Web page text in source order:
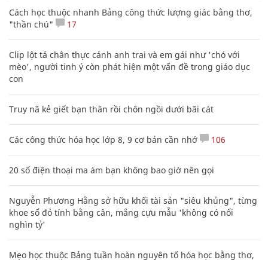
Cách học thuộc nhanh Bảng công thức lượng giác bằng thơ,
"thần chú"
17
Clip lột tả chân thực cảnh anh trai và em gái như 'chó với
mèo', người tinh ý còn phát hiện một vấn đề trong giáo dục
con
Truy nã kẻ giết bạn thân rồi chôn ngồi dưới bãi cát
Các công thức hóa học lớp 8, 9 cơ bản cần nhớ 106
20 số điện thoại ma ám bạn không bao giờ nên gọi
Nguyễn Phương Hằng sở hữu khối tài sản "siêu khủng", từng
khoe sổ đỏ tính bằng cân, mắng cựu mẫu 'không có nổi
nghìn tỷ'
Mẹo học thuộc Bảng tuần hoàn nguyên tố hóa học bằng thơ,